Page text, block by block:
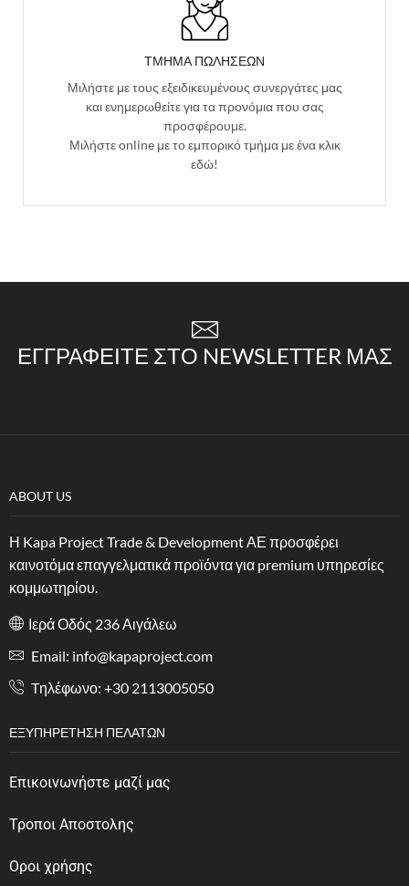
ΤΜΗΜΑ ΠΩΛΗΣΕΩΝ
Μιλήστε με τους εξειδικευμένους συνεργάτες μας
και ενημερωθείτε για τα προνόμια που σας
προσφέρουμε.
Μιλήστε online με το εμπορικό τμήμα με ένα κλικ
εδώ!
ΕΓΓΡΑΦΕΊΤΕ ΣΤΟ NEWSLETTER ΜΑΣ
ABOUT US
Η Kapa Project Trade & Development ΑΕ προσφέρει
καινοτόμα επαγγελματικά προϊόντα για premium υπηρεσίες
κομμωτηρίου.
Ιερά Οδός 236 Αιγάλεω
Email: info@kapaproject.com
Tηλέφωνο: +30 2113005050
ΕΞΥΠΗΡΈΤΗΣΗ ΠΕΛΑΤΏΝ
Επικοινωνήστε μαζί μας
Τροποι Αποστολης
Οροι χρήσης